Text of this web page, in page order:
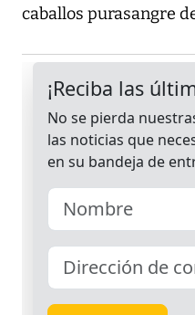
caballos purasangre